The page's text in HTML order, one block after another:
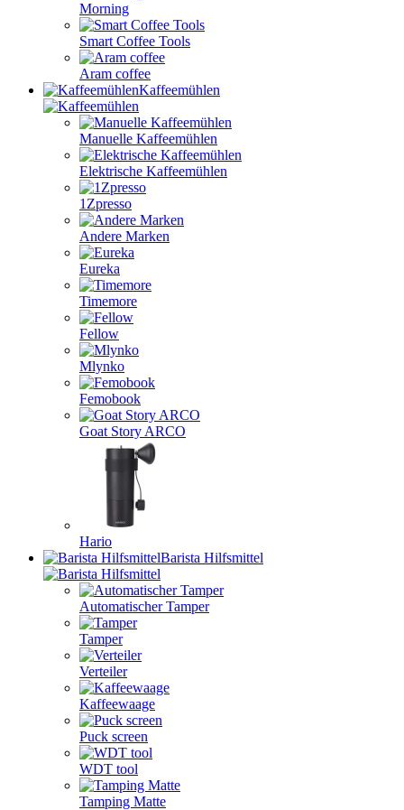
Morning
Smart Coffee Tools
Aram coffee
Kaffeemühlen
Manuelle Kaffeemühlen
Elektrische Kaffeemühlen
1Zpresso
Andere Marken
Eureka
Timemore
Fellow
Mlynko
Femobook
Goat Story ARCO
Hario
Barista Hilfsmittel
Automatischer Tamper
Tamper
Verteiler
Kaffeewaage
Puck screen
WDT tool
Tamping Matte